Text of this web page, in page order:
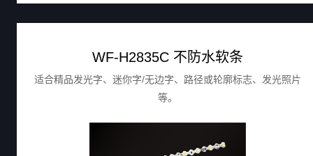
WF-H2835C 不防水软条
适合精品发光字、迷你字/无边字、路径或轮廓标志、发光照片
等。